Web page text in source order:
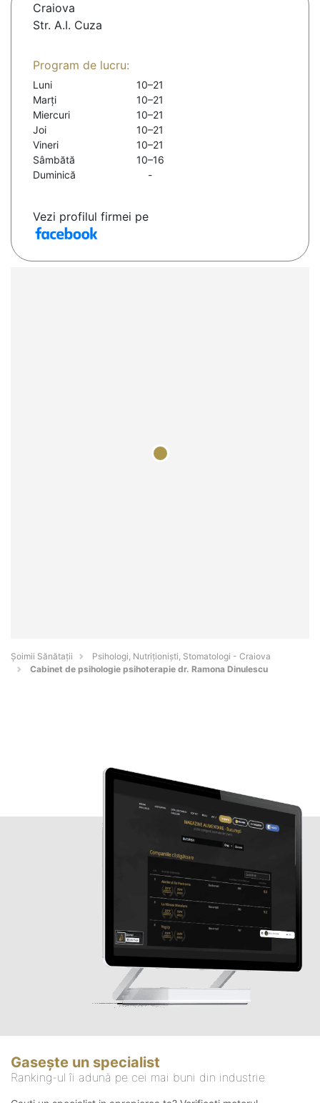
Craiova
Str. A.I. Cuza
Program de lucru:
Luni
10–21
Marți
10–21
Miercuri
10–21
Joi
10–21
Vineri
10–21
Sâmbătă
10–16
Duminică
-
Vezi profilul firmei pe
Şoimii Sănătații
Psihologi, Nutriționiști, Stomatologi - Craiova
Cabinet de psihologie psihoterapie dr. Ramona Dinulescu
Gasește un specialist
Ranking-ul îi adună pe cei mai buni din industrie